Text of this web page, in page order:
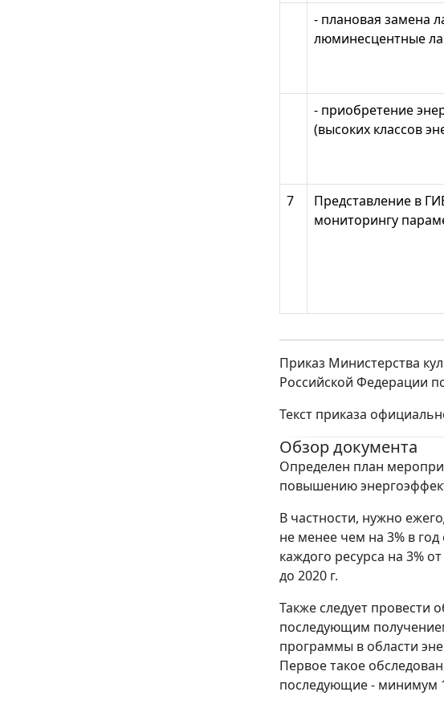
- плановая замена
люминесцентные
- приобретение
(высоких классов
7
Представление в
мониторингу
Приказ Министерства
Российской Федерации
Текст приказа
Обзор документа
Определен план
повышению
В частности, нужно
не менее чем на 3% в
каждого ресурса на 3%
до 2020 г.
Также следует провести
последующим
программы в области
Первое такое
последующие - минимум